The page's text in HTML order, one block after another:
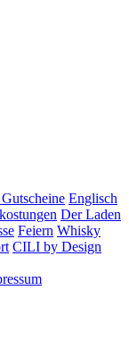
Gutscheine Englisch
Der Laden
Feiern Whisky
CILI by Design